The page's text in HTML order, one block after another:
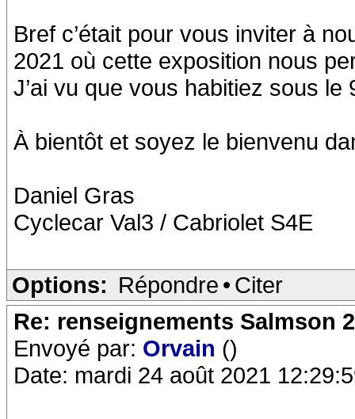
Bref c’était pour vous inviter à
2021 où cette exposition nous
J’ai vu que vous habitiez sous
À bientôt et soyez le bienvenu
Daniel Gras
Cyclecar Val3 / Cabriolet S4E
Options: Répondre • Citer
Re: renseignements Salmson
Envoyé par: Orvain ()
Date: mardi 24 août 2021